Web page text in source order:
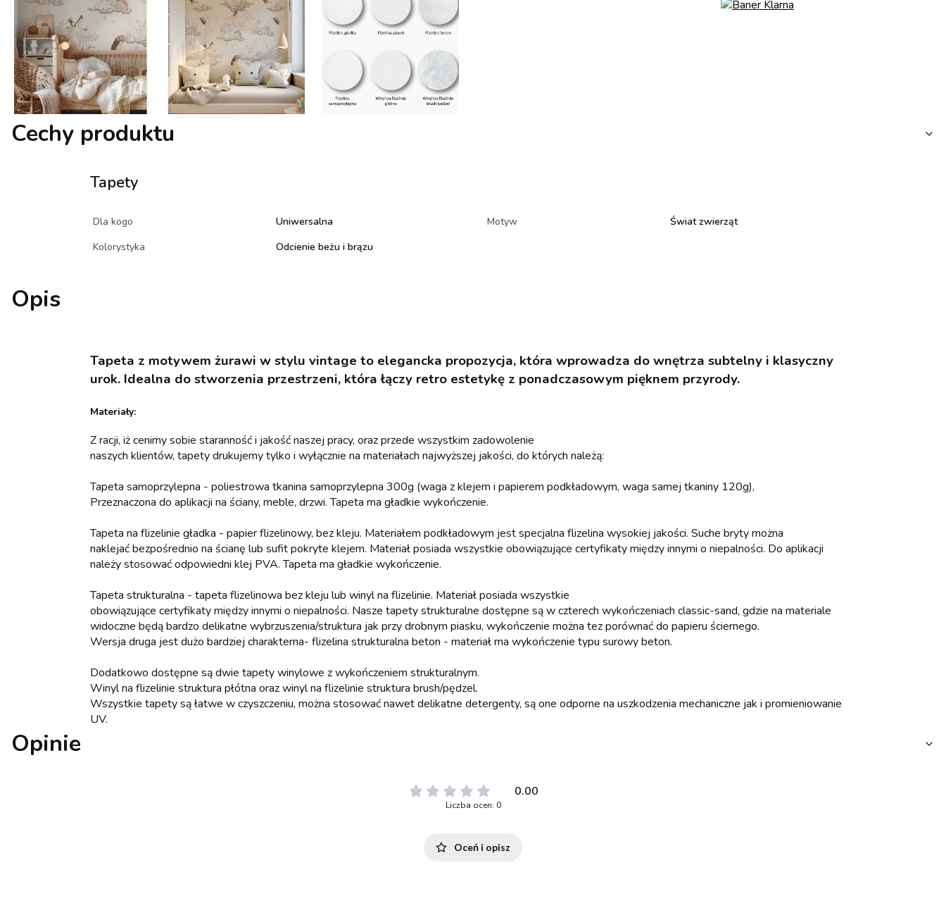
Cechy produktu
Tapety
Dla kogo Uniwersalna Motyw
Świat zwierząt
Kolorystyka
Odcienie beżu i brązu
Opis
Tapeta z motywem żurawi w stylu vintage to elegancka propozycja, która wprowadza do wnętrza subtelny i klasyczny
urok. Idealna do stworzenia przestrzeni, która łączy retro estetykę z ponadczasowym pięknem przyrody.
Materiały:
Z racji, iż cenimy sobie staranność i jakość naszej pracy, oraz przede wszystkim zadowolenie
naszych klientów, tapety drukujemy tylko i wyłącznie na materiałach najwyższej jakości, do których należą:
Tapeta samoprzylepna - poliestrowa tkanina samoprzylepna 300g (waga z klejem i papierem podkładowym, waga samej tkaniny 120g),
Przeznaczona do aplikacji na ściany, meble, drzwi. Tapeta ma gładkie wykończenie.
Tapeta na flizelinie gładka - papier flizelinowy, bez kleju. Materiałem podkładowym jest specjalna flizelina wysokiej jakości. Suche bryty można
naklejać bezpośrednio na ścianę lub sufit pokryte klejem. Materiał posiada wszystkie obowiązujące certyfikaty między innymi o niepalności. Do aplikacji
należy stosować odpowiedni klej PVA. Tapeta ma gładkie wykończenie.
Tapeta strukturalna - tapeta flizelinowa bez kleju lub winyl na flizelinie. Materiał posiada wszystkie
obowiązujące certyfikaty między innymi o niepalności. Nasze tapety strukturalne dostępne są w czterech wykończeniach classic-sand, gdzie na materiale
widoczne będą bardzo delikatne wybrzuszenia/struktura jak przy drobnym piasku, wykończenie można tez porównać do papieru ściernego.
Wersja druga jest dużo bardziej charakterna- flizelina strukturalna beton - materiał ma wykończenie typu surowy beton.
Dodatkowo dostępne są dwie tapety winylowe z wykończeniem strukturalnym.
Winyl na flizelinie struktura płótna oraz winyl na flizelinie struktura brush/pędzel.
Wszystkie tapety są łatwe w czyszczeniu, można stosować nawet delikatne detergenty, są one odporne na uszkodzenia mechaniczne jak i promieniowanie
UV.
Opinie
0.00
Liczba ocen: 0
Oceń i opisz